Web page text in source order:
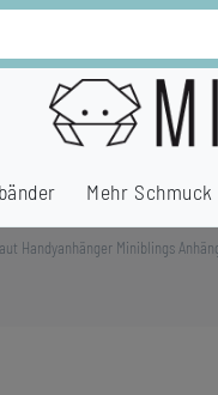
Mehr Schmuck
Handyanhänger Miniblings